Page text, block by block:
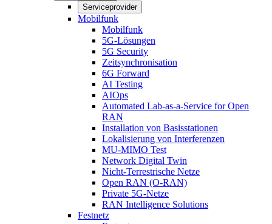
Serviceprovider
Mobilfunk
Mobilfunk
5G-Lösungen
5G Security
Zeitsynchronisation
6G Forward
AI Testing
AIOps
Automated Lab-as-a-Service for Open
RAN
Installation von Basisstationen
Lokalisierung von Interferenzen
MU-MIMO Test
Network Digital Twin
Nicht-Terrestrische Netze
Open RAN (O-RAN)
Private 5G-Netze
RAN Intelligence Solutions
Festnetz